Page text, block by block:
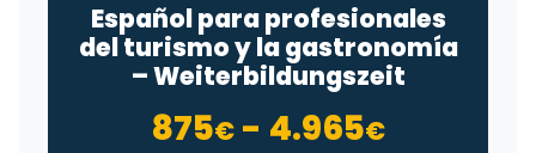
Español para profesionales
del turismo y la gastronomía
– Weiterbildungszeit
875€ - 4.965€Rango